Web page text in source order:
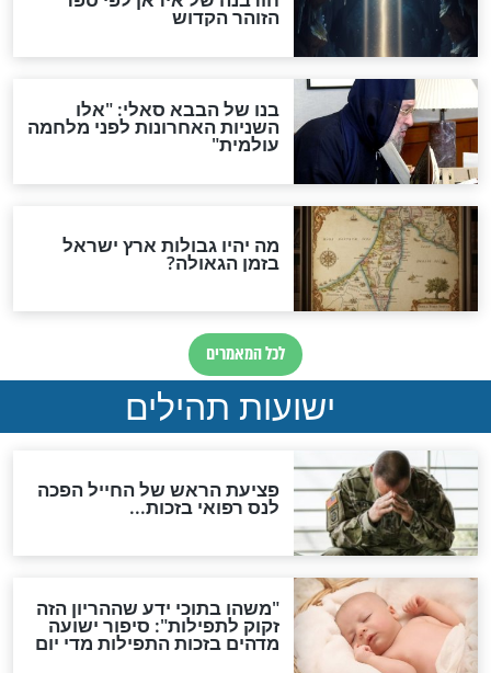
לכל המאמרים
להמתקת הדינים וביטול
גזרות
סגולת ע"ב שמות הקודש
תפילה סגולית להמתקת
הדינים